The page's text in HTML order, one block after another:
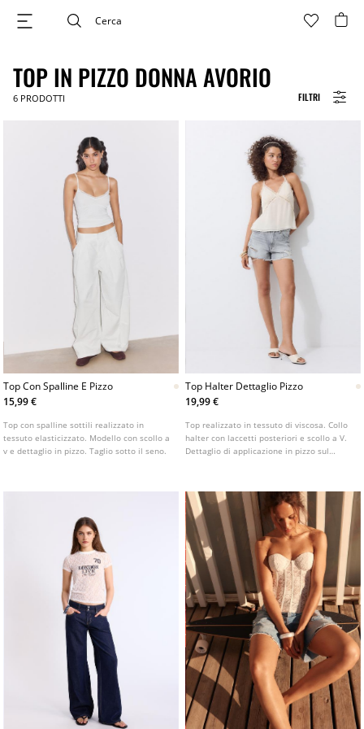
FILTRI
TOP IN PIZZO DONNA AVORIO
6 PRODOTTI
Top Con Spalline E Pizzo
15,99 €
Top con spalline sottili realizzato in
tessuto elasticizzato. Modello con scollo a
v e dettaglio in pizzo. Taglio sotto il seno.
Top Halter Dettaglio Pizzo
19,99 €
Top realizzato in tessuto di viscosa. Collo
halter con laccetti posteriori e scollo a V.
Dettaglio di applicazione in pizzo sul